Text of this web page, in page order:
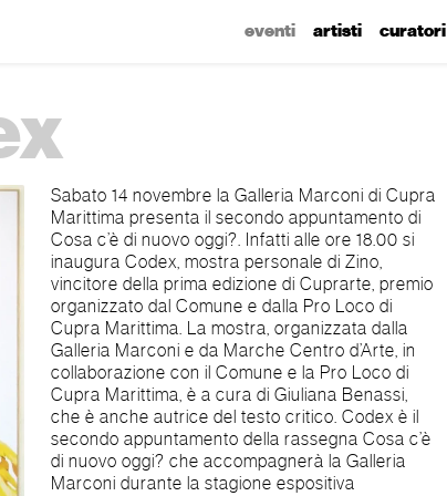
eventi artisti curatori
Sabato 14 novembre la Galleria Marconi di Cupra
Marittima presenta il secondo appuntamento di
Cosa c’è di nuovo oggi?. Infatti alle ore 18.00 si
inaugura Codex, mostra personale di Zino,
vincitore della prima edizione di Cuprarte, premio
organizzato dal Comune e dalla Pro Loco di
Cupra Marittima. La mostra, organizzata dalla
Galleria Marconi e da Marche Centro d’Arte, in
collaborazione con il Comune e la Pro Loco di
Cupra Marittima, è a cura di Giuliana Benassi,
che è anche autrice del testo critico. Codex è il
secondo appuntamento della rassegna Cosa c’è
di nuovo oggi? che accompagnerà la Galleria
Marconi durante la stagione espositiva
Benassi) “Non ricordo tutto quello che ho fatto in
questi anni, ma ricordo bene tutti gli artisti con cui
ho lavorato, il piacere delle discussioni sull’arte e
sulla vita, il freddo di inverno e il caldo d’estate. La
Galleria Marconi mi ha dato molto, un percorso
umano e professionale ricco e avvincente, che si
è incrociato strettamente con la mia vita, anche
se non è tutta la mia vita. Penso agli affetti, alla
famiglia, alla mia casa e a chi la frequenta. Penso
di avere fatto molto, penso di avere ancora molto
da dire e non voglio rinunciare a nulla di tutto
questo. È con questo spirito che mi sono chiesto
Cosa c’è di nuovo oggi? E adesso aspetto solo di
avere la risposta.” (Franco Marconi) On Saturday